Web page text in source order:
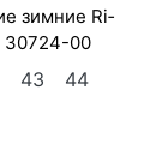
30724-00
43 44